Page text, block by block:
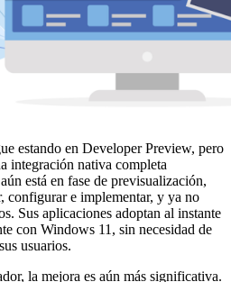
estando en Developer Preview, pero
integración nativa completa
está en fase de previsualización,
configurar e implementar, y ya no
Sus aplicaciones adoptan al instante
con Windows 11, sin necesidad de
usuarios.
la mejora es aún más significativa.